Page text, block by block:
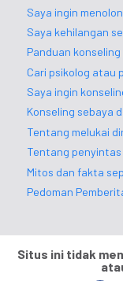
Saya ingin
Saya kehilangan
Panduan
Cari psikolog atau
Saya ingin
Konseling sebaya
Tentang melukai
Tentang
Mitos dan fakta
Pedoman
Situs ini tidak